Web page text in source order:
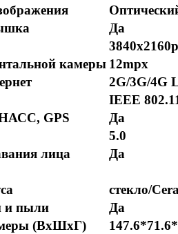
Да
камеры 12mpx
2G/3G/4G
IEEE
GPS
Да
5.0
лица
Да
стекло/
и пыли
Да
(ВхШхГ)